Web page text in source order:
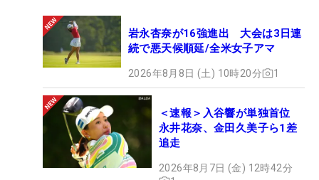
【桑木志帆の優勝セッティング】
1W：ブリヂストン BX1LS（9度/ディアマナ
3W：ブリヂストン B1ST（15度/ディアマナ
WB53S）
3,4U：ブリヂストン BX2HT（19,22度/TENSEI 1K
岩永杏奈が16強進出 大会は3日連
続で悪天候順延/全米女子アマ
2026年8月8日 (土) 10時20分 1
＜速報＞入谷響が単独首位
永井花奈、金田久美子ら1差
追走
2026年8月7日 (金) 12時42分